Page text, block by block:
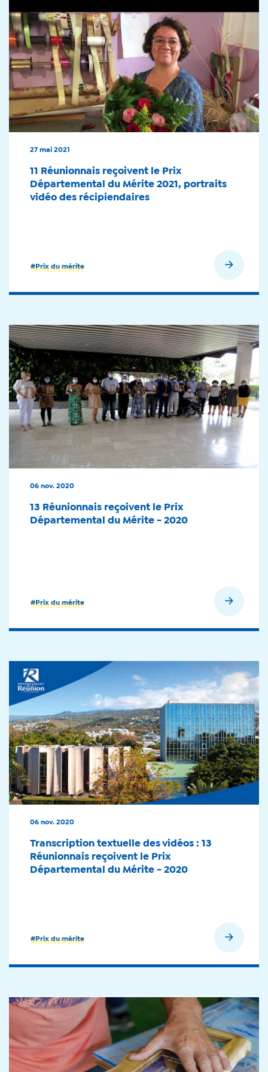
#Prix du mérite
27 mai 2021
11 Réunionnais reçoivent le Prix
Départemental du Mérite 2021, portraits
vidéo des récipiendaires
#Prix du mérite
06 nov. 2020
13 Réunionnais reçoivent le Prix
Départemental du Mérite - 2020
#Prix du mérite
06 nov. 2020
Transcription textuelle des vidéos : 13
Réunionnais reçoivent le Prix
Départemental du Mérite - 2020